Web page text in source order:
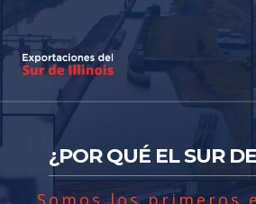
¿POR QUÉ EL SUR
Somos los primeros